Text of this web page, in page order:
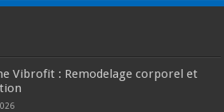
Vibrofit : Remodelage corporel et